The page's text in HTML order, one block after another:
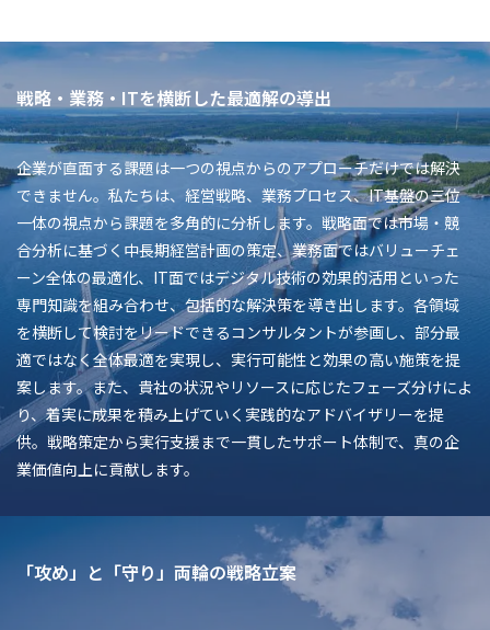
戦略・業務・ITを横断した最適解の導出
企業が直面する課題は一つの視点からのアプローチだけでは解決
できません。私たちは、経営戦略、業務プロセス、IT基盤の三位
一体の視点から課題を多角的に分析します。戦略面では市場・競
合分析に基づく中長期経営計画の策定、業務面ではバリューチェ
ーン全体の最適化、IT面ではデジタル技術の効果的活用といった
専門知識を組み合わせ、包括的な解決策を導き出します。各領域
を横断して検討をリードできるコンサルタントが参画し、部分最
適ではなく全体最適を実現し、実行可能性と効果の高い施策を提
案します。また、貴社の状況やリソースに応じたフェーズ分けによ
り、着実に成果を積み上げていく実践的なアドバイザリーを提
供。戦略策定から実行支援まで一貫したサポート体制で、真の企
業価値向上に貢献します。
「攻め」と「守り」両輪の戦略立案